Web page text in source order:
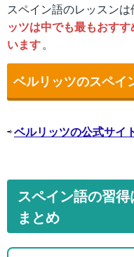
スペイン語のレッスンは
ッツは中でも最もおす
います。
ベルリッツのスペイ
⇨ベルリッツの公式サイ
スペイン語の習
まとめ